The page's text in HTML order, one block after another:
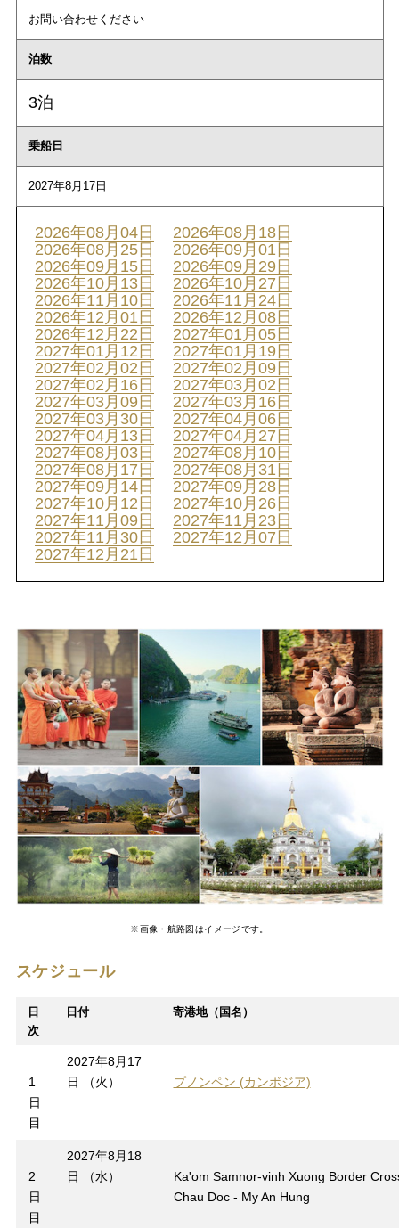
お問い合わせください
泊数
3泊
乗船日
2027年8月17日
2026年08月04日
2026年08月18日
2026年08月25日
2026年09月01日
2026年09月15日
2026年09月29日
2026年10月13日
2026年10月27日
2026年11月10日
2026年11月24日
2026年12月01日
2026年12月08日
2026年12月22日
2027年01月05日
2027年01月12日
2027年01月19日
2027年02月02日
2027年02月09日
2027年02月16日
2027年03月02日
2027年03月09日
2027年03月16日
2027年03月30日
2027年04月06日
2027年04月13日
2027年04月27日
2027年08月03日
2027年08月10日
2027年08月17日
2027年08月31日
2027年09月14日
2027年09月28日
2027年10月12日
2027年10月26日
2027年11月09日
2027年11月23日
2027年11月30日
2027年12月07日
2027年12月21日
※画像・航路図はイメージです。
スケジュール
日
次
日付 寄港地（国名）
1
日
目
2027年8月17
日 （火）
プノンペン (カンボジア)
2
日
目
2027年8月18
日 （水）
Ka'om Samnor-vinh Xuong Border
Chau Doc - My An Hung